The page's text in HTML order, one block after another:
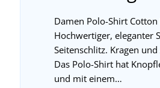
Damen Polo-Shirt
Hochwertiger, eleganter
Seitenschlitz. Kragen
Das Polo-Shirt hat
und mit einem…